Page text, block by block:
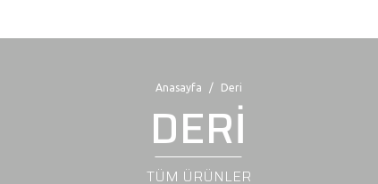
Anasayfa Deri
DERİ
TÜM ÜRÜNLER